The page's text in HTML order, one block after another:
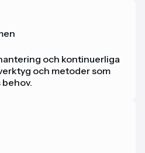
och kontinuerliga
och metoder som